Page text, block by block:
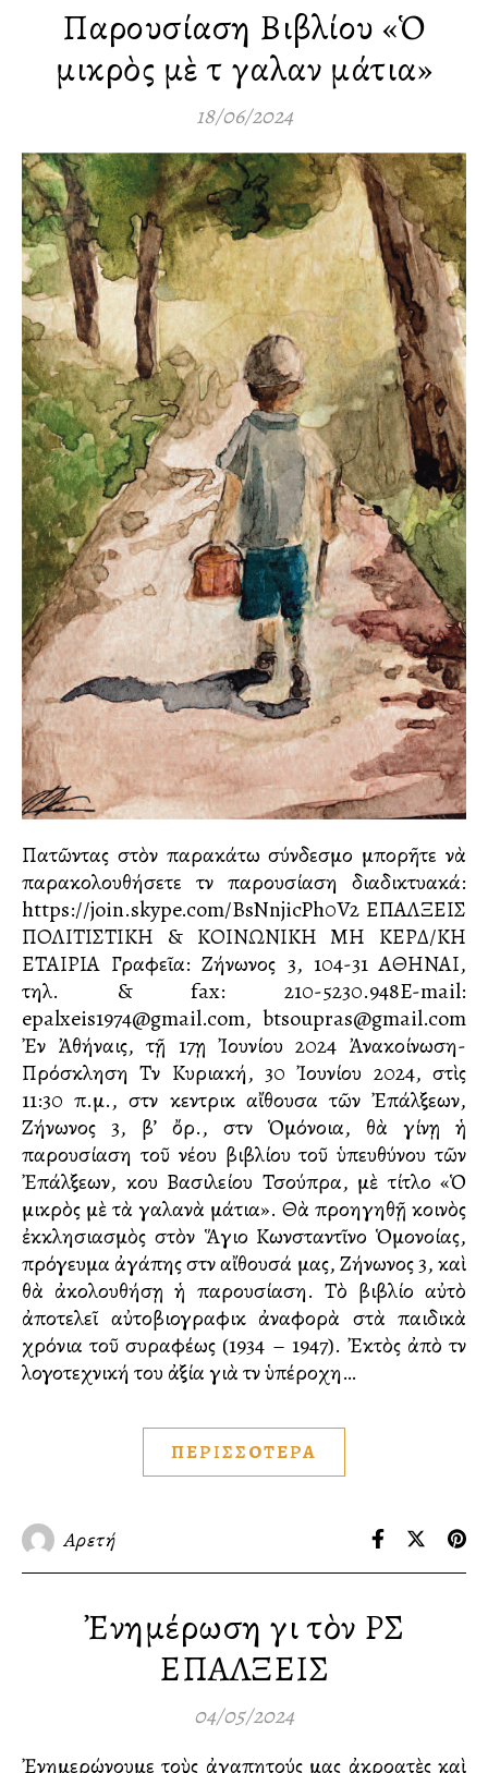
Παρουσίαση Βιβλίου «Ὁ
μικρὸς μὲ τὰ γαλανὰ μάτια»
18/06/2024
Πατῶντας στὸν παρακάτω σύνδεσμο μπορῆτε νὰ
παρακολουθήσετε τὴν παρουσίαση διαδικτυακά:
https://join.skype.com/BsNnjicPh0V2 ΕΠΑΛΞΕΙΣ
ΠΟΛΙΤΙΣΤΙΚΗ & ΚΟΙΝΩΝΙΚΗ ΜΗ ΚΕΡΔ/ΚΗ
ΕΤΑΙΡΙΑ Γραφεῖα: Ζήνωνος 3, 104-31 ΑΘΗΝΑΙ,
τηλ. & fax: 210-5230.948E-mail:
epalxeis1974@gmail.com, btsoupras@gmail.com
Ἐν Ἀθήναις, τῇ 17ῃ Ἰουνίου 2024 Ἀνακοίνωση-
Πρόσκληση Τὴν Κυριακή, 30 Ἰουνίου 2024, στὶς
11:30 π.μ., στὴν κεντρικὴ αἴθουσα τῶν Ἐπάλξεων,
Ζήνωνος 3, β’ ὄρ., στὴν Ὁμόνοια, θὰ γίνῃ ἡ
παρουσίαση τοῦ νέου βιβλίου τοῦ ὑπευθύνου τῶν
Ἐπάλξεων, κου Βασιλείου Τσούπρα, μὲ τίτλο «Ὁ
μικρὸς μὲ τὰ γαλανὰ μάτια». Θὰ προηγηθῇ κοινὸς
ἐκκλησιασμὸς στὸν Ἅγιο Κωνσταντῖνο Ὁμονοίας,
πρόγευμα ἀγάπης στὴν αἴθουσά μας, Ζήνωνος 3, καὶ
θὰ ἀκολουθήσῃ ἡ παρουσίαση. Τὸ βιβλίο αὐτὸ
ἀποτελεῖ αὐτοβιογραφικὴ ἀναφορὰ στὰ παιδικὰ
χρόνια τοῦ συγγραφέως (1934 – 1947). Ἐκτὸς ἀπὸ τὴν
λογοτεχνική του ἀξία γιὰ τὴν ὑπέροχη…
ΠΕΡΙΣΣΟΤΕΡΑ
Αρετή
Ἐνημέρωση γιὰ τὸν ΡΣ
ΕΠΑΛΞΕΙΣ
04/05/2024
Ἐνημερώνουμε τοὺς ἀγαπητούς μας ἀκροατὲς καὶ